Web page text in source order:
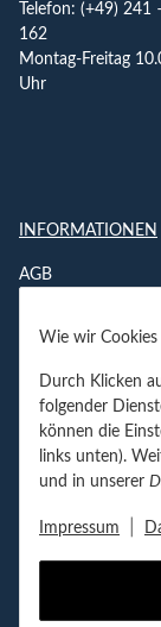
Wie wir
Durch Klicken
folgender
können die
links unten).
und in unserer
Impressum
Telefon: (+49) 241
162
Montag-Freitag
Uhr
INFORMATIONEN
AGB
Jobs
Newsletter